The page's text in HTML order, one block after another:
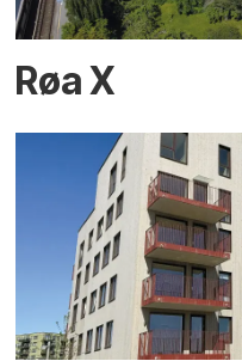
Røa X